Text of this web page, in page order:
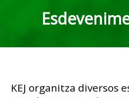
KEJ organitza diversos